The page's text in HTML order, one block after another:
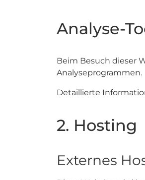
Analyse-
Beim Besuch dieser
Analyseprogrammen.
Detaillierte
2. Hosting
Externes